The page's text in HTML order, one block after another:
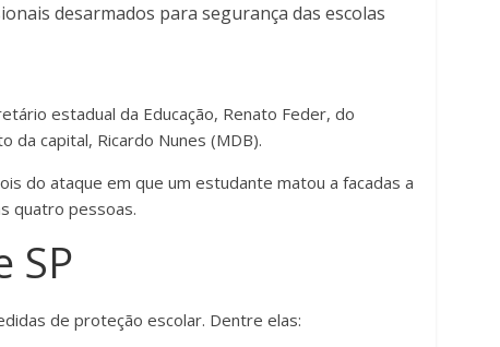
desarmados para segurança das escolas
estadual da Educação, Renato Feder, do
da capital, Ricardo Nunes (MDB).
do ataque em que um estudante matou a facadas a
quatro pessoas.
SP
de proteção escolar. Dentre elas: